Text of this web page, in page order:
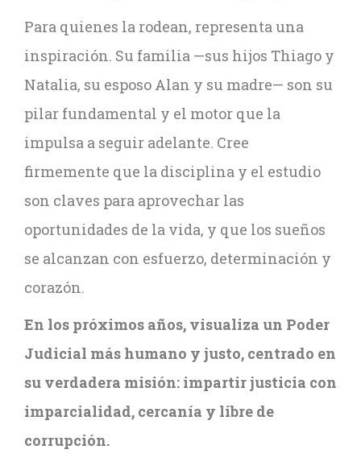
Para quienes la rodean, representa una
inspiración. Su familia —sus hijos Thiago y
Natalia, su esposo Alan y su madre— son su
pilar fundamental y el motor que la
impulsa a seguir adelante. Cree
firmemente que la disciplina y el estudio
son claves para aprovechar las
oportunidades de la vida, y que los sueños
se alcanzan con esfuerzo, determinación y
corazón.
En los próximos años, visualiza un Poder
Judicial más humano y justo, centrado en
su verdadera misión: impartir justicia con
imparcialidad, cercanía y libre de
corrupción.